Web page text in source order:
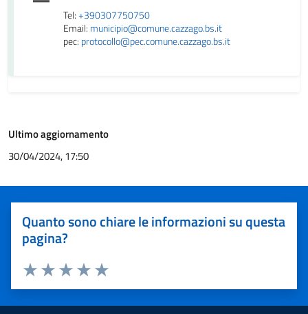
Tel:+390307750750
Email: municipio@comune.cazzago.bs.it
pec: protocollo@pec.comune.cazzago.bs.it
Ultimo aggiornamento
30/04/2024, 17:50
Quanto sono chiare le informazioni su questa
pagina?
Valuta 5 stelle su 5
Valuta 4 stelle su 5
Valuta 3 stelle su 5
Valuta 2 stelle su 5
Valuta 1 stelle su 5